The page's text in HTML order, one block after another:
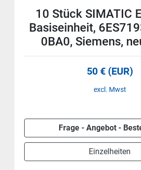
10 Stück SIMATIC
Basiseinheit,
0BA0, Siemens,
50 € (EUR)
excl. Mwst
Frage - Angebot -
Einzelheiten